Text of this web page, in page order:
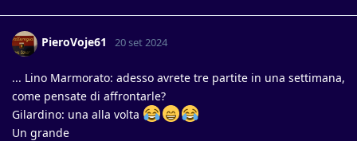
PieroVoje61 20 set 2024
... Lino Marmorato: adesso avrete tre partite in una settimana,
come pensate di affrontarle?
Gilardino: una alla volta
Un grande